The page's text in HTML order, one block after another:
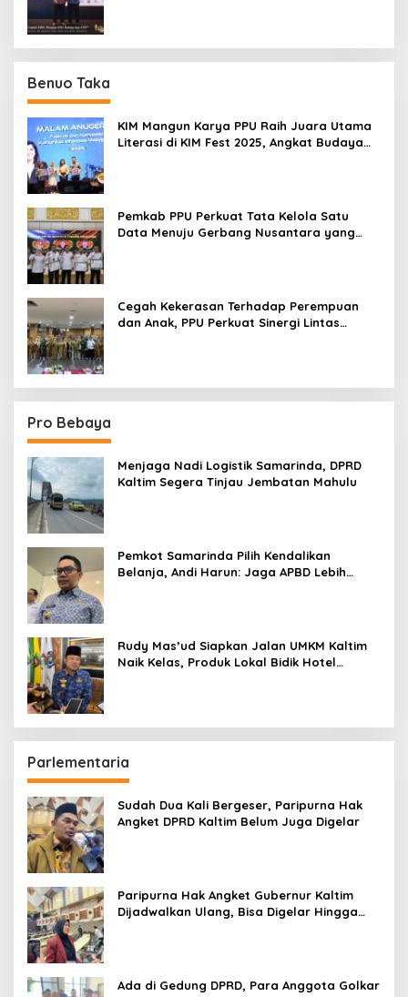
Benuo Taka
KIM Mangun Karya PPU Raih Juara Utama
Literasi di KIM Fest 2025, Angkat Budaya
Pemkab PPU Perkuat Tata Kelola Satu
Data Menuju Gerbang Nusantara yang
Cegah Kekerasan Terhadap Perempuan
dan Anak, PPU Perkuat Sinergi Lintas
Pro Bebaya
Menjaga Nadi Logistik Samarinda, DPRD
Kaltim Segera Tinjau Jembatan Mahulu
Pemkot Samarinda Pilih Kendalikan
Belanja, Andi Harun: Jaga APBD Lebih
Rudy Mas’ud Siapkan Jalan UMKM Kaltim
Naik Kelas, Produk Lokal Bidik Hotel
Parlementaria
Sudah Dua Kali Bergeser, Paripurna Hak
Angket DPRD Kaltim Belum Juga Digelar
Paripurna Hak Angket Gubernur Kaltim
Dijadwalkan Ulang, Bisa Digelar Hingga
Ada di Gedung DPRD, Para Anggota Golkar